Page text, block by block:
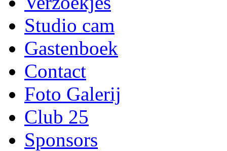
Studio cam
Gastenboek
Contact
Foto Galerij
Club 25
Sponsors